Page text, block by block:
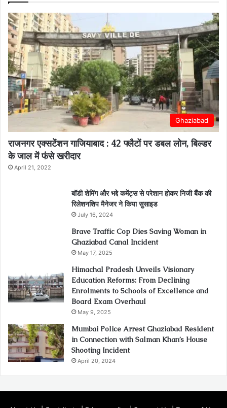
Ghaziabad
राजनगर एक्सटेंशन गाजियाबाद : 42 फ्लैटों पर डबल लोन, बिल्डर
के जाल में फंसे खरीदार
April 21, 2022
बॉडी शेमिंग और भद्दे कमेंट्स से परेशान होकर निजी बैंक की
रिलेशनशिप मैनेजर ने किया सुसाइड
July 16, 2024
Brave Traffic Cop Dies Saving Woman in
Ghaziabad Canal Incident
May 17, 2025
Himachal Pradesh Unveils Visionary
Education Reforms: From Declining
Enrolments to Schools of Excellence and
Board Exam Overhaul
May 9, 2025
Mumbai Police Arrest Ghaziabad Resident
in Connection with Salman Khan’s House
Shooting Incident
April 20, 2024